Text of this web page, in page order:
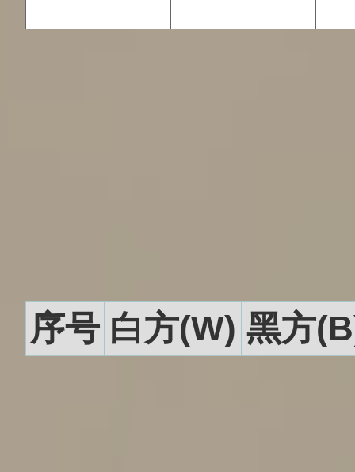
序号 白方(W) 黑方